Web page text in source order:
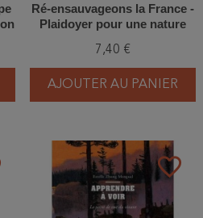
Ré-ensauvageons la France -
Plaidoyer pour une nature
7,40 €
AJOUTER AU PANIER
favorite_border